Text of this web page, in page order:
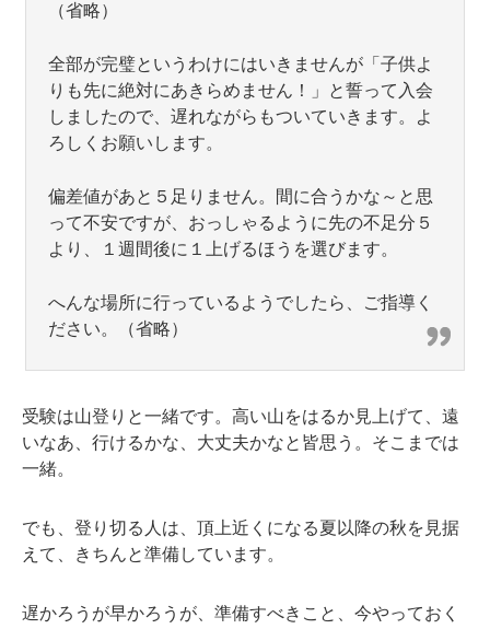
（省略）
全部が完璧というわけにはいきませんが「子供よ
りも先に絶対にあきらめません！」と誓って入会
しましたので、遅れながらもついていきます。よ
ろしくお願いします。
偏差値があと５足りません。間に合うかな～と思
って不安ですが、おっしゃるように先の不足分５
より、１週間後に１上げるほうを選びます。
へんな場所に行っているようでしたら、ご指導く
ださい。（省略）
受験は山登りと一緒です。高い山をはるか見上げて、遠
いなあ、行けるかな、大丈夫かなと皆思う。そこまでは
一緒。
でも、登り切る人は、頂上近くになる夏以降の秋を見据
えて、きちんと準備しています。
遅かろうが早かろうが、準備すべきこと、今やっておく